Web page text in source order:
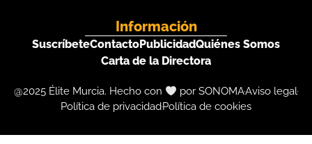
Información
SuscríbeteContactoPublicidadQuiénes Somos
Carta de la Directora
@2025 Élite Murcia. Hecho con por SONOMAAviso legal
Política de privacidadPolítica de cookies